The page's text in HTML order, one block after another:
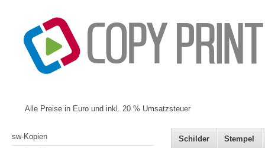
Alle Preise in Euro und inkl. 20 % Umsatzsteuer
sw-Kopien
Schilder Stempel